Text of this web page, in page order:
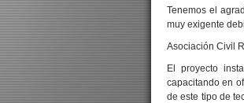
Tenemos el
muy exigente
Asociación Civil
El proyecto
capacitando en
de este tipo de